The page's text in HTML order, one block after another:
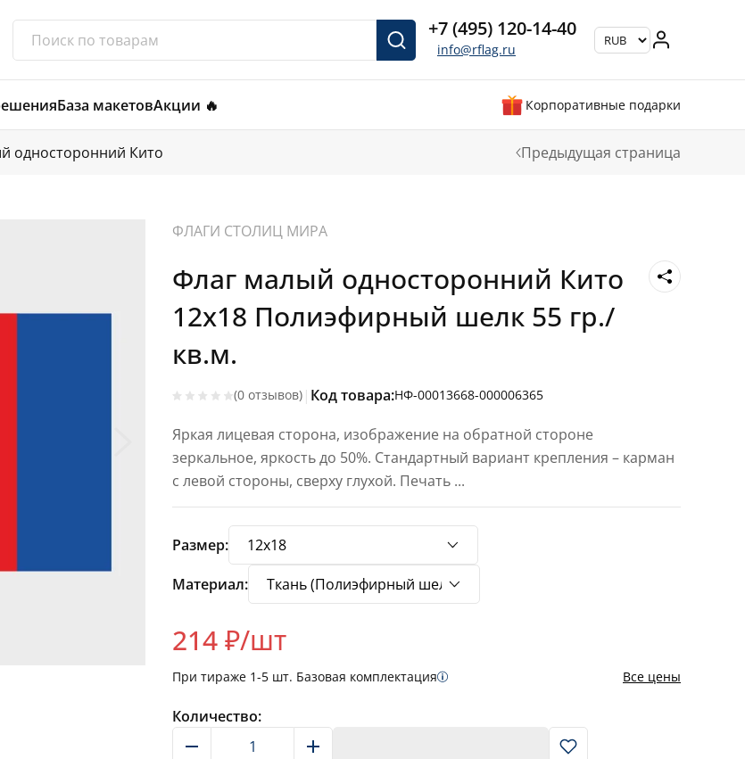
+7 (495) 120-14-40
info@rflag.ru
База макетовАкции 🔥 Корпоративные подарки
односторонний Кито Предыдущая страница
ФЛАГИ СТОЛИЦ МИРА
Флаг малый односторонний Кито
12х18 Полиэфирный шелк 55 гр./
кв.м.
(0 отзывов) | Код товара:НФ-00013668-000006365
Яркая лицевая сторона, изображение на обратной стороне
зеркальное, яркость до 50%. Стандартный вариант крепления – карман
с левой стороны, сверху глухой. Печать ...
Размер:
Материал:
214₽/шт
При тираже 1-5 шт. Базовая комплектация Все цены
Количество: